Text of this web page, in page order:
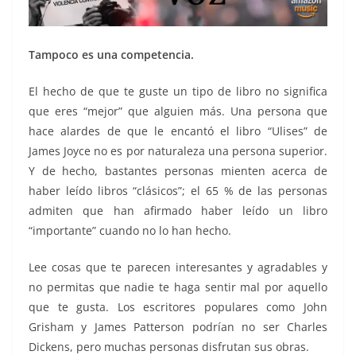
Tampoco es una competencia.
El hecho de que te guste un tipo de libro no significa
que eres “mejor” que alguien más. Una persona que
hace alardes de que le encantó el libro “Ulises” de
James Joyce no es por naturaleza una persona superior.
Y de hecho, bastantes personas mienten acerca de
haber leído libros “clásicos”; el 65 % de las personas
admiten que han afirmado haber leído un libro
“importante” cuando no lo han hecho.
Lee cosas que te parecen interesantes y agradables y
no permitas que nadie te haga sentir mal por aquello
que te gusta. Los escritores populares como John
Grisham y James Patterson podrían no ser Charles
Dickens, pero muchas personas disfrutan sus obras.